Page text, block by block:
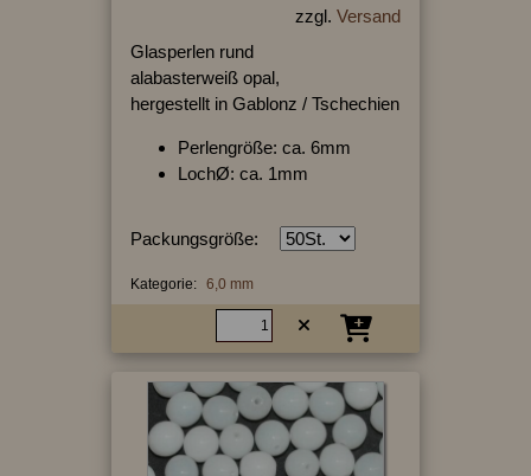
zzgl. Versand
Glasperlen rund
alabasterweiß opal,
hergestellt in Gablonz / Tschechien
Perlengröße: ca. 6mm
LochØ: ca. 1mm
Packungsgröße:
Kategorie: 6,0 mm